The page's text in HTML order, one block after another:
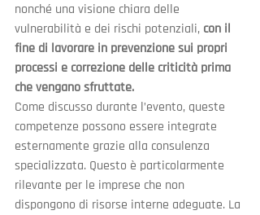
nonché una visione chiara delle
vulnerabilità e dei rischi potenziali, con il
fine di lavorare in prevenzione sui propri
processi e correzione delle criticità prima
che vengano sfruttate.
Come discusso durante l’evento, queste
competenze possono essere integrate
esternamente grazie alla consulenza
specializzata. Questo è particolarmente
rilevante per le imprese che non
dispongono di risorse interne adeguate. La